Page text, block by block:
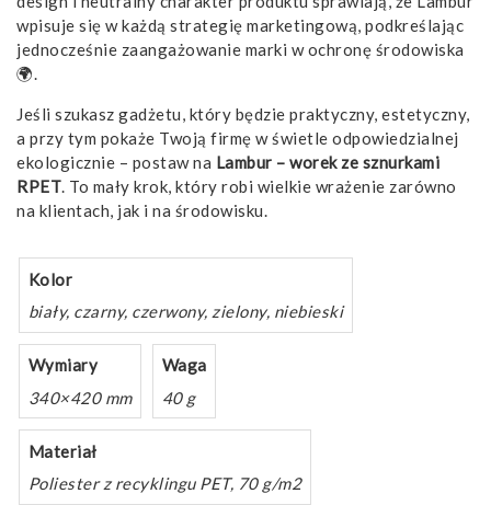
wpisuje się w każdą strategię marketingową, podkreślając
jednocześnie zaangażowanie marki w ochronę środowiska
🌍.
Jeśli szukasz gadżetu, który będzie praktyczny, estetyczny,
a przy tym pokaże Twoją firmę w świetle odpowiedzialnej
ekologicznie – postaw na Lambur – worek ze sznurkami
RPET. To mały krok, który robi wielkie wrażenie zarówno
na klientach, jak i na środowisku.
Kolor
biały, czarny, czerwony, zielony, niebieski
Wymiary
340×420 mm
Waga
40 g
Materiał
Poliester z recyklingu PET, 70 g/m2